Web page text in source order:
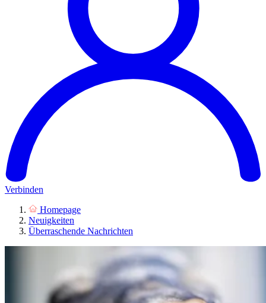
Verbinden
Homepage
Neuigkeiten
Überraschende Nachrichten